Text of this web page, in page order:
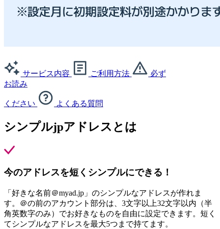
サービス内容 ご利用方法
必ず
お読み
ください よくある質問
シンプルjpアドレスとは
今のアドレスを短くシンプルにできる！
「好きな名前＠myad.jp」のシンプルなアドレスが作れま
す。＠の前のアカウント部分は、3文字以上32文字以内（半
角英数字のみ）でお好きなものを自由に設定できます。短く
てシンプルなアドレスを最大5つまで持てます。